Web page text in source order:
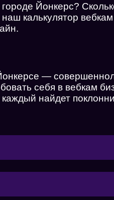
Йонкерс?
наш калькулятор вебкам
—
себя в вебкам
найдет